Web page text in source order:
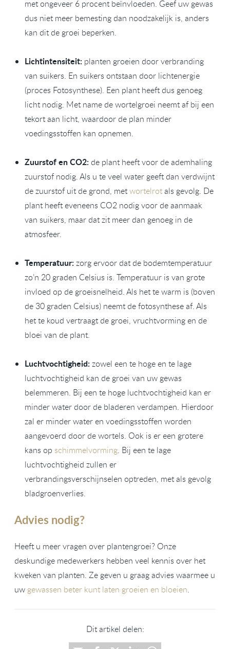
met ongeveer 6 procent beïnvloeden. Geef uw gewas
dus niet meer bemesting dan noodzakelijk is, anders
kan dit de groei beperken.
Lichtintensiteit: planten groeien door verbranding
van suikers. En suikers ontstaan door lichtenergie
(proces Fotosynthese). Een plant heeft dus genoeg
licht nodig. Met name de wortelgroei neemt af bij een
tekort aan licht, waardoor de plan minder
voedingsstoffen kan opnemen.
Zuurstof en CO2: de plant heeft voor de ademhaling
zuurstof nodig. Als u te veel water geeft dan verdwijnt
de zuurstof uit de grond, metwortelrotals gevolg. De
plant heeft eveneens CO2 nodig voor de aanmaak
van suikers, maar dat zit meer dan genoeg in de
atmosfeer.
Temperatuur:zorg ervoor dat de bodemtemperatuur
zo’n 20 graden Celsius is. Temperatuur is van grote
invloed op de groeisnelheid. Als het te warm is (boven
de 30 graden Celsius) neemt de fotosynthese af. Als
het te koud vertraagt de groei, vruchtvorming en de
bloei van de plant.
Luchtvochtigheid:zowel een te hoge en te lage
luchtvochtigheid kan de groei van uw gewas
belemmeren. Bij een te hoge luchtvochtigheid kan er
minder water door de bladeren verdampen. Hierdoor
zal er minder water en voedingsstoffen worden
aangevoerd door de wortels. Ook is er een grotere
kans op schimmelvorming. Bij een te lage
luchtvochtigheid zullen er
verbrandingsverschijnselen optreden, met als gevolg
bladgroenverlies.
Advies nodig?
Heeft u meer vragen over plantengroei? Onze
deskundige medewerkers hebben veel kennis over het
kweken van planten. Ze geven u graag advies waarmee u
uw gewassen beter kunt laten groeien en bloeien.
Dit artikel delen: